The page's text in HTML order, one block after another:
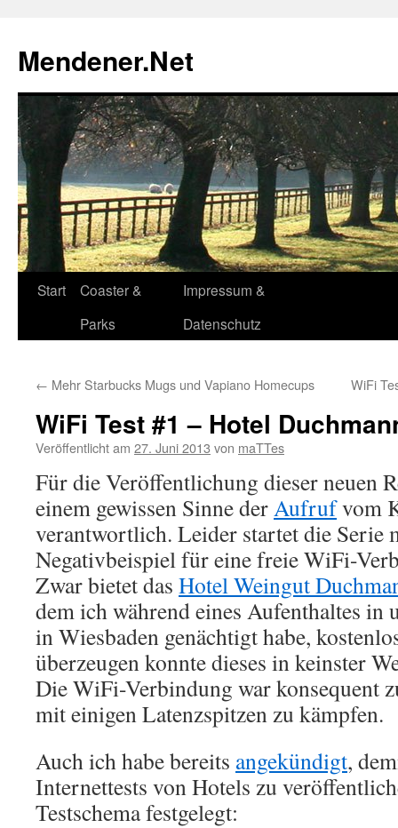
springen
Mendener.Net
Start
Coaster &
Parks
Impressum &
Datenschutz
← Mehr Starbucks Mugs und Vapiano Homecups WiFi
WiFi Test #1 – Hotel
Veröffentlicht am 27. Juni 2013 von maTTes
Für die Veröffentlichung dieser neuen
einem gewissen Sinne derAufrufvom
verantwortlich. Leider startet die Serie
Negativbeispiel für eine freie WiFi-
Zwar bietet das Hotel Weingut
dem ich während eines Aufenthaltes in
in Wiesbaden genächtigt habe,
überzeugen konnte dieses in keinster
Die WiFi-Verbindung war konsequent
mit einigen Latenzspitzen zu kämpfen.
Auch ich habe bereits angekündigt,
Internettests von Hotels zu
Testschema festgelegt: